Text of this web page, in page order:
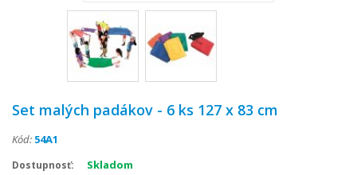
Set malých padákov - 6 ks 127 x 83 cm
Kód: 54A1
Dostupnosť: Skladom